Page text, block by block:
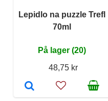
Lepidlo na puzzle Trefl
70ml
På lager (20)
48,75 kr